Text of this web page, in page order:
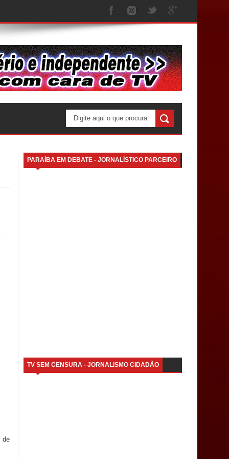
de
PARAÍBA EM DEBATE - JORNALÍSTICO PARCEIRO
TV SEM CENSURA - JORNALISMO CIDADÃO